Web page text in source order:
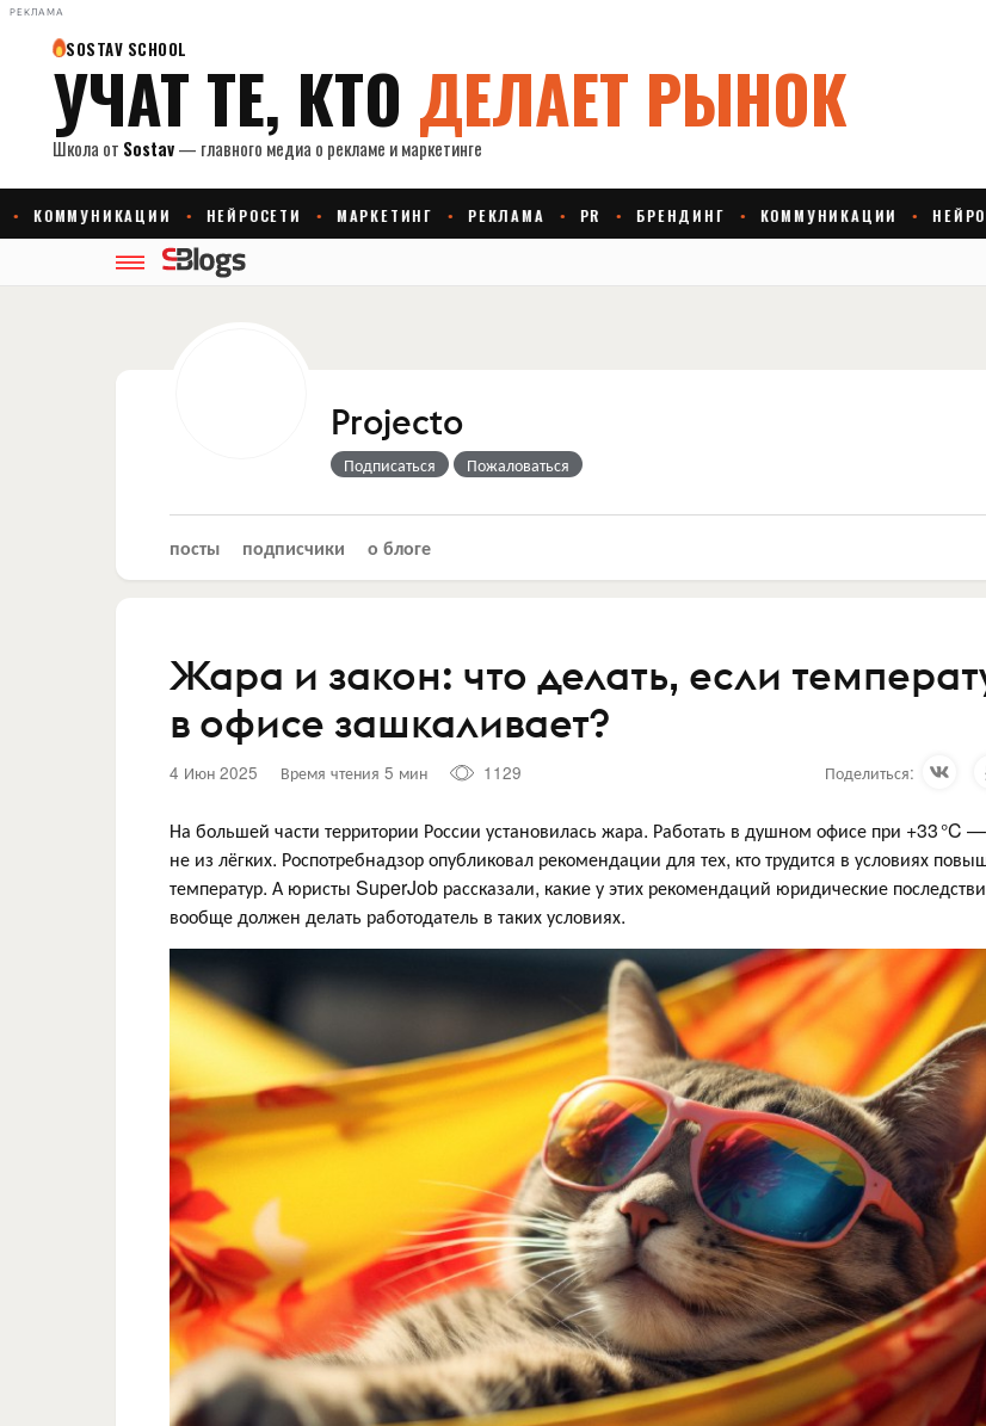
РЕКЛАМА
Projecto
Подписаться Пожаловаться
посты подписчики о блоге
Жара и закон: что делать, если
в офисе зашкаливает?
4 Июн 2025 Время чтения 5 мин 1129 Поделиться:
На большей части территории России установилась жара. Работать в душном офисе при +33 °C
не из лёгких. Роспотребнадзор опубликовал рекомендации для тех, кто трудится в условиях
температур. А юристы SuperJob рассказали, какие у этих рекомендаций юридические
вообще должен делать работодатель в таких условиях.